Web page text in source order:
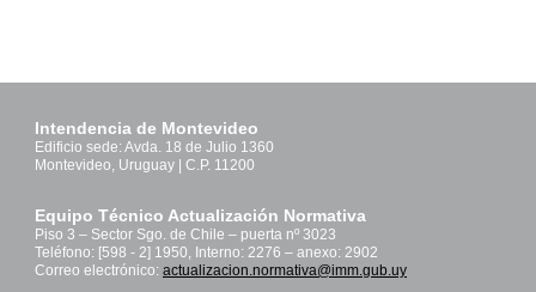
Intendencia de Montevideo
Edificio sede: Avda. 18 de Julio 1360
Montevideo, Uruguay | C.P. 11200
Equipo Técnico Actualización Normativa
Piso 3 – Sector Sgo. de Chile – puerta nº 3023
Teléfono: [598 - 2] 1950, Interno: 2276 – anexo: 2902
Correo electrónico: actualizacion.normativa@imm.gub.uy